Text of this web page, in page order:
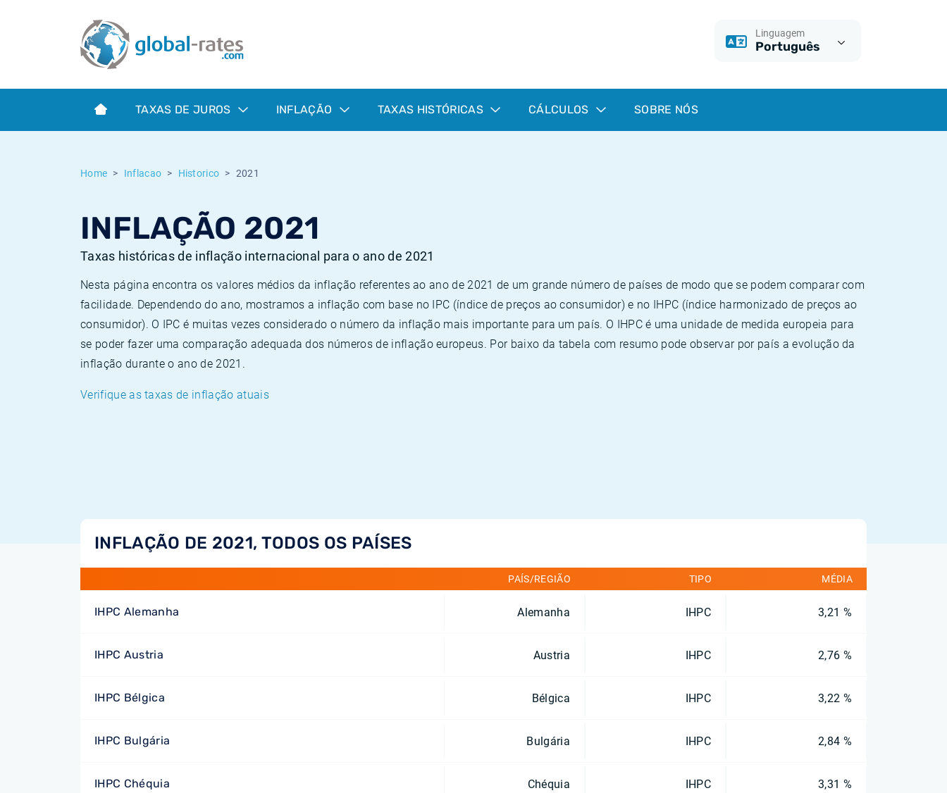
Linguagem
Português
TAXAS DE JUROS INFLAÇÃO TAXAS HISTÓRICAS CÁLCULOS SOBRE NÓS
Home Inflacao Historico 2021
INFLAÇÃO 2021
Taxas históricas de inflação internacional para o ano de 2021
Nesta página encontra os valores médios da inflação referentes ao ano de 2021 de um grande número de países de modo que se podem comparar com
facilidade. Dependendo do ano, mostramos a inflação com base no IPC (índice de preços ao consumidor) e no IHPC (índice harmonizado de preços ao
consumidor). O IPC é muitas vezes considerado o número da inflação mais importante para um país. O IHPC é uma unidade de medida europeia para
se poder fazer uma comparação adequada dos números de inflação europeus. Por baixo da tabela com resumo pode observar por país a evolução da
inflação durante o ano de 2021.
Verifique as taxas de inflação atuais
INFLAÇÃO DE 2021, TODOS OS PAÍSES
PAÍS/REGIÃO TIPO MÉDIA
IHPC Alemanha Alemanha IHPC 3,21 %
IHPC Austria Austria IHPC 2,76 %
IHPC Bélgica Bélgica IHPC 3,22 %
IHPC Bulgária Bulgária IHPC 2,84 %
IHPC Chéquia Chéquia IHPC 3,31 %
Term SOFR
O que é a inflação do IPC?
O que é a inflação do IHPC?
Taxas Euribor históricas
Taxas ESTER históricas
Taxas de inflação históricas
Calculadora de inflação